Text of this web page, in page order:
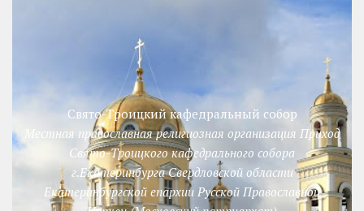
Свято-Троицкий кафедральный собор
Местная православная религиозная организация Приход
Свято-Троицкого кафедрального собора
г.Екатеринбурга Свердловской области
Екатеринбургской епархии Русской Православной